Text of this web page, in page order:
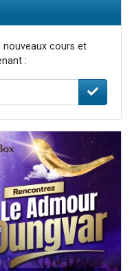
nouveaux cours et
: